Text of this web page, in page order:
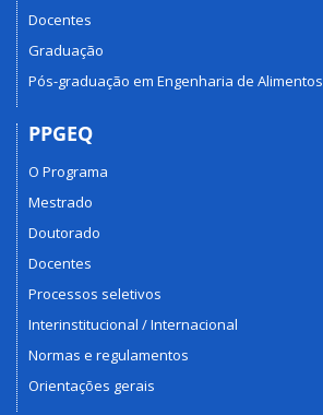
Docentes
Graduação
Pós-graduação em Engenharia de Alimentos
PPGEQ
O Programa
Mestrado
Doutorado
Docentes
Processos seletivos
Interinstitucional / Internacional
Normas e regulamentos
Orientações gerais